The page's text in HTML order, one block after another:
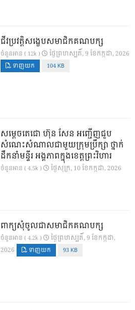
ជីវប្រវត្តិសង្ខេបសមាជិកគណបក្ស
ចំនួនអាន ( 12k ) ថ្ងៃ​ព្រហស្បតិ៍, 9 ខែ​កក្កដា, 2026
ទាញយក 104 KB
សម្តេចតេជោ ហ៊ុន សែន អញ្ជើញជួប
សំណេះសំណាលជាមួយក្រុមប្រឹក្សា ថ្នាក់
ដឹកនាំមន្ទីរ អង្គភាពក្នុងខេត្តព្រះវិហារ
ចំនួនអាន ( 4.5k ) ថ្ងៃ​សុក្រ, 10 ខែ​កក្កដា, 2026
ពាក្យសុំចូលជាសមាជិកគណបក្ស
ចំនួនអាន ( 4.2k )
ថ្ងៃ​ព្រហស្បតិ៍, 9 ខែ​កក្កដា,
2026
ទាញយក 93 KB